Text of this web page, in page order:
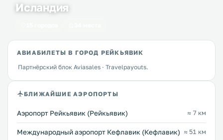
Исландия
АВИАБИЛЕТЫ В ГОРОД РЕЙКЬЯВИК
Партнёрский блок Aviasales · Travelpayouts.
БЛИЖАЙШИЕ АЭРОПОРТЫ
Аэропорт Рейкьявик (Рейкьявик) ≈ 7 км
Международный аэропорт Кефлавик (Кефлавик) ≈ 51 км